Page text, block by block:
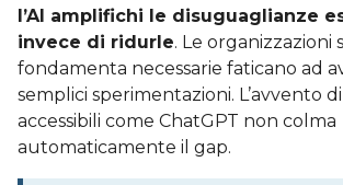
l’AI amplifichi le disuguaglianze
invece di ridurle. Le organizzazioni
fondamenta necessarie faticano ad
semplici sperimentazioni. L’avvento
accessibili come ChatGPT non colma
automaticamente il gap.